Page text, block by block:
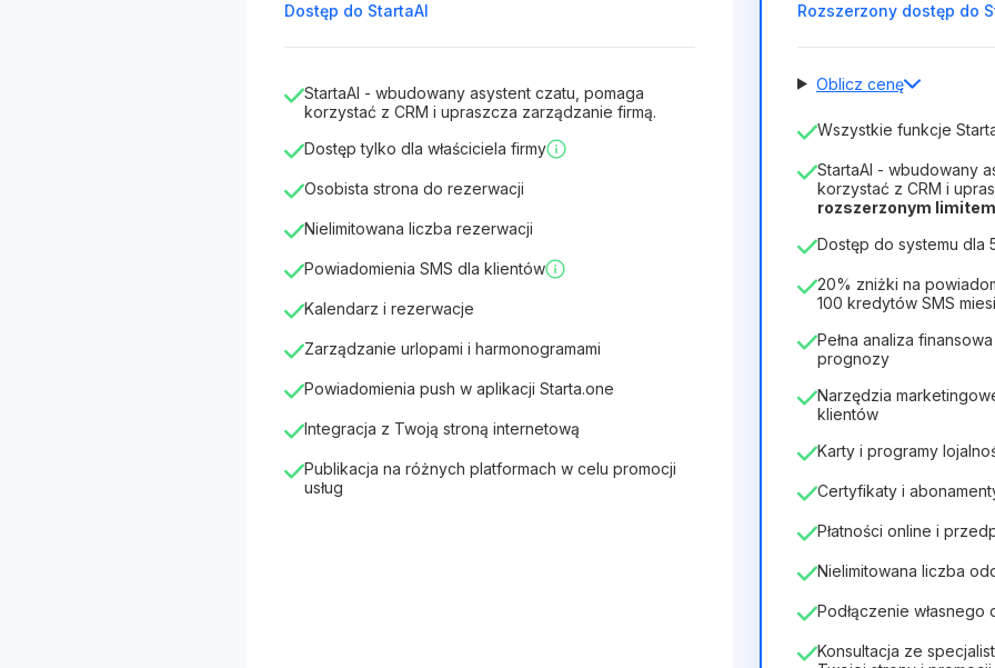
Dostęp do StartaAI
StartaAI - wbudowany asystent czatu, pomaga
korzystać z CRM i upraszcza zarządzanie firmą.
Dostęp tylko dla właściciela firmy
Osobista strona do rezerwacji
Nielimitowana liczba rezerwacji
Powiadomienia SMS dla klientów
Kalendarz i rezerwacje
Zarządzanie urlopami i harmonogramami
Powiadomienia push w aplikacji Starta.one
Integracja z Twoją stroną internetową
Publikacja na różnych platformach w celu promocji
usług
Rozszerzony dostęp do
Oblicz cenę
Liczba pracowników
Czas trwania licencji
12 Months(zniżka -25%)
40zł28zł miesiąc
336zł za 12 Months
Wszystkie funkcje
StartaAI - wbudowany
korzystać z CRM i
rozszerzonym
Dostęp do systemu dla
20% zniżki na
100 kredytów SMS
Pełna analiza
prognozy
Narzędzia
klientów
Karty i programy
Certyfikaty i
Płatności online i
Nielimitowana liczba
Podłączenie własnego
Konsultacja ze